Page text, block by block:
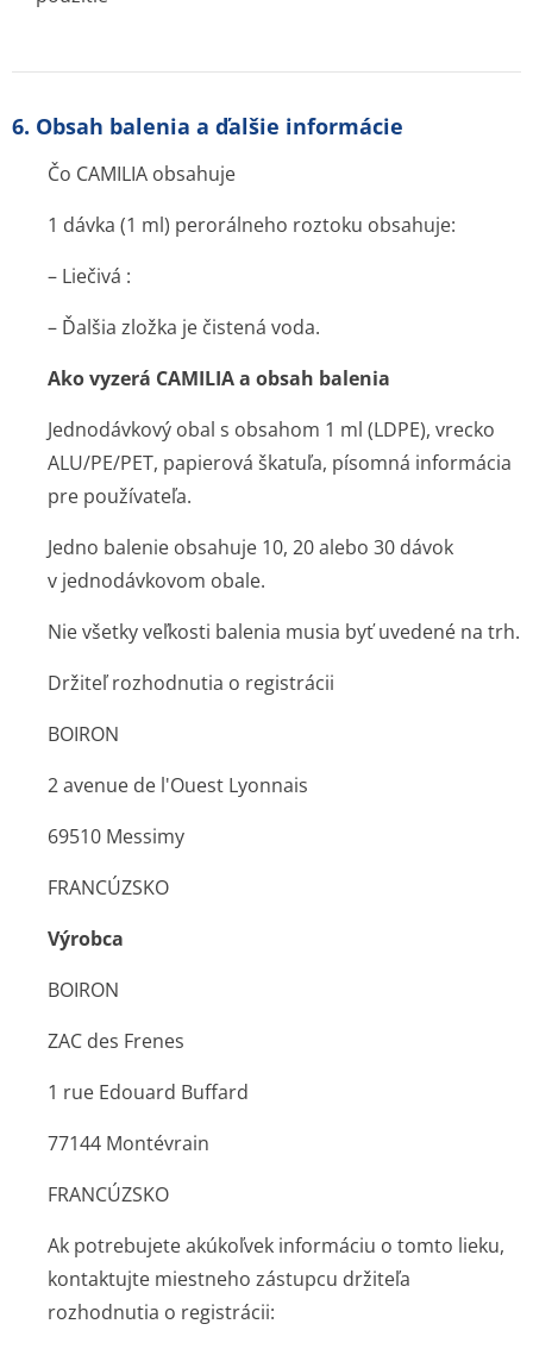
6. Obsah balenia a ďalšie informácie
Čo CAMILIA obsahuje
1 dávka (1 ml) perorálneho roztoku obsahuje:
– Liečivá :
– Ďalšia zložka je čistená voda.
Ako vyzerá CAMILIA a obsah balenia
Jednodávkový obal s obsahom 1 ml (LDPE), vrecko
ALU/PE/PET, papierová škatuľa, písomná informácia
pre používateľa.
Jedno balenie obsahuje 10, 20 alebo 30 dávok
v jednodávkovom o­bale.
Nie všetky veľkosti balenia musia byť uvedené na trh.
Držiteľ rozhodnutia o registrácii
BOIRON
2 avenue de l'Ouest Lyonnais
69510 Messimy
FRANCÚZSKO
Výrobca
BOIRON
ZAC des Frenes
1 rue Edouard Buffard
77144 Montévrain
FRANCÚZSKO
Ak potrebujete akúkoľvek informáciu o tomto lieku,
kontaktujte miestneho zástupcu držiteľa
rozhodnutia o registrácii: